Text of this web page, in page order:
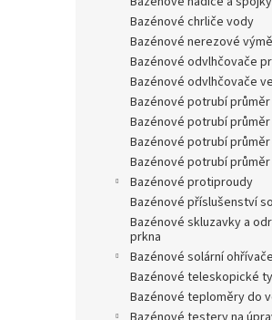
bazénové chrliče vody
bazénové nerezové
bazénové odvlhčovače
bazénové odvlhčovače
bazénové potrubí
bazénové potrubí
bazénové potrubí
bazénové potrubí
bazénové protiproudy
bazénové příslušenství
bazénové skluzavky a odrazová
prkna
bazénové solární ohřívače
bazénové teleskopické
bazénové teploměry do